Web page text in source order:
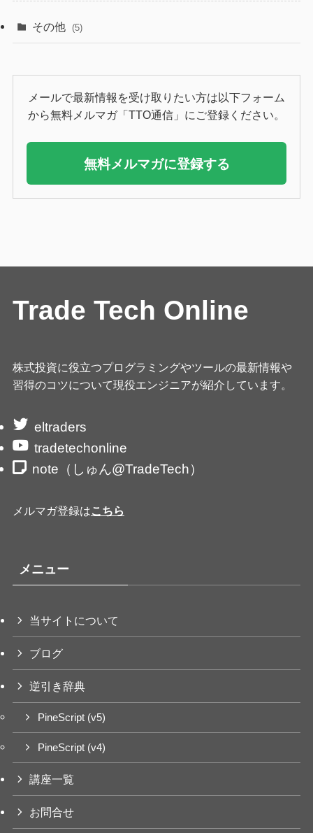
その他 (5)
メールで最新情報を受け取りたい方は以下フォーム
から無料メルマガ「TTO通信」にご登録ください。
無料メルマガに登録する
Trade Tech Online
株式投資に役立つプログラミングやツールの最新情報や
習得のコツについて現役エンジニアが紹介しています。
eltraders
tradetechonline
note（しゅん@TradeTech）
メルマガ登録はこちら
メニュー
当サイトについて
ブログ
逆引き辞典
PineScript (v5)
PineScript (v4)
講座一覧
お問合せ